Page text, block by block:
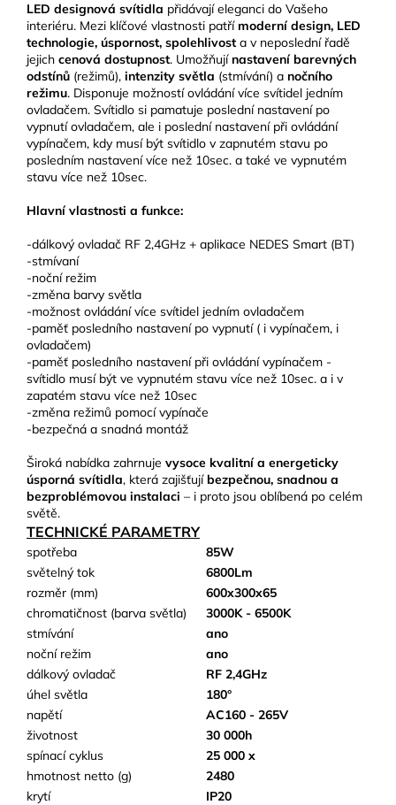
LED designová svítidla přidávají eleganci do Vašeho
interiéru. Mezi klíčové vlastnosti patřímoderní design, LED
technologie, úspornost, spolehlivost a v neposlední řadě
jejich cenová dostupnost. Umožňujínastavení barevných
odstínů (režimů), intenzity světla (stmívání) a nočního
režimu. Disponuje možností ovládání více svítidel jedním
ovladačem. Svítidlo si pamatuje poslední nastavení po
vypnutí ovladačem, ale i poslední nastavení při ovládání
vypínačem, kdy musí být svítidlo v zapnutém stavu po
posledním nastavení více než 10sec. a také ve vypnutém
stavu více než 10sec.
Hlavní vlastnosti a funkce:
-dálkový ovladač RF 2,4GHz + aplikace NEDES Smart (BT)
-stmívaní
-noční režim
-změna barvy světla
-možnost ovládání více svítidel jedním ovladačem
-paměť posledního nastavení po vypnutí ( i vypínačem, i
ovladačem)
-paměť posledního nastavení při ovládání vypínačem -
svítidlo musí být ve vypnutém stavu více než 10sec. a i v
zapatém stavu více než 10sec
-změna režimů pomocí vypínače
-bezpečná a snadná montáž
Široká nabídka zahrnuje vysoce kvalitní a energeticky
úsporná svítidla, která zajišťují bezpečnou, snadnou a
bezproblémovou instalaci – i proto jsou oblíbená po celém
světě.
TECHNICKÉ PARAMETRY
spotřeba
85W
světelný tok
6800Lm
rozměr (mm)
600x300x65
chromatičnost (barva světla)
3000K - 6500K
stmívání
ano
noční režim
ano
dálkový ovladač
RF 2,4GHz
úhel světla
180°
napětí
AC160 - 265V
životnost
30 000h
spínací cyklus
25 000 x
hmotnost netto (g)
2480
krytí
IP20